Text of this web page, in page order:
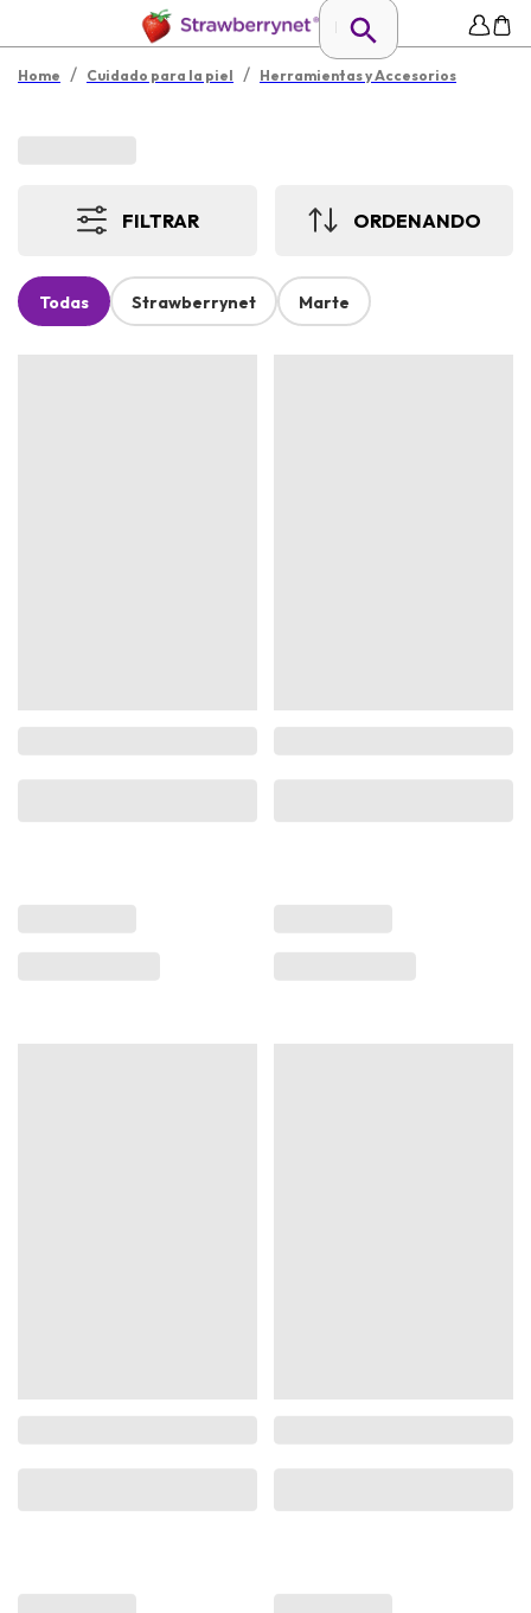
Home / Cuidado para la piel / Herramientas y Accesorios
FILTRAR ORDENANDO
Todas Strawberrynet Marte